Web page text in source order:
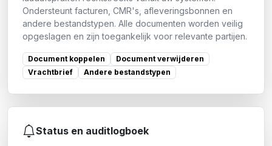
Ondersteunt facturen, CMR's, afleveringsbonnen en
andere bestandstypen. Alle documenten worden veilig
opgeslagen en zijn toegankelijk voor relevante partijen.
Document koppelen
Document verwijderen
Vrachtbrief
Andere bestandstypen
Status en auditlogboek